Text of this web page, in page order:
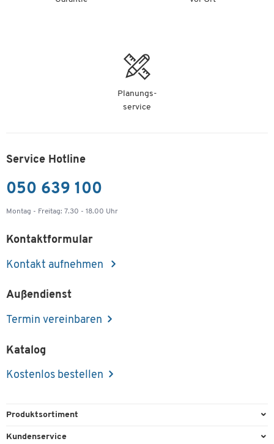
Planungs-
service
Service Hotline
050 639 100
Montag - Freitag: 7.30 - 18.00 Uhr
Kontaktformular
Kontakt aufnehmen
Außendienst
Termin vereinbaren
Katalog
Kostenlos bestellen
Produktsortiment
Büroausstattung
Kundenservice